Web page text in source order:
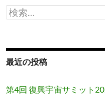
検
索:
最近の投稿
第4回 復興宇宙サミット